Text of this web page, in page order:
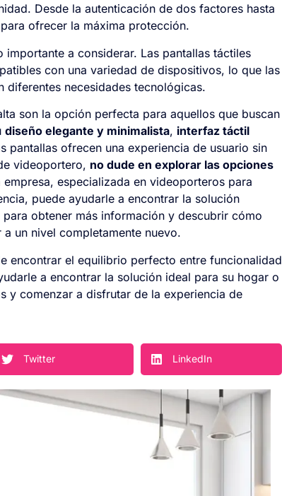
Desde la autenticación de dos factores hasta
ofrecer la máxima protección.
importante a considerar. Las pantallas táctiles
con una variedad de dispositivos, lo que las
diferentes necesidades tecnológicas.
son la opción perfecta para aquellos que buscan
diseño elegante y minimalista, interfaz táctil
pantallas ofrecen una experiencia de usuario sin
videoportero, no dude en explorar las opciones
empresa, especializada en videoporteros para
puede ayudarle a encontrar la solución
para obtener más información y descubrir cómo
un nivel completamente nuevo.
encontrar el equilibrio perfecto entre funcionalidad
a encontrar la solución ideal para su hogar o
y comenzar a disfrutar de la experiencia de
Twitter LinkedIn